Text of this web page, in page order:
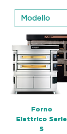
Forno
Elettrico Serie
S